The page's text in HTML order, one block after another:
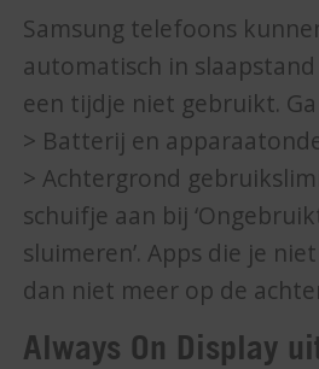
Samsung telefoons
automatisch in
een tijdje niet gebruikt.
> Batterij en
> Achtergrond
schuifje aan bij
sluimeren’. Apps die je
dan niet meer op de
Always On Display